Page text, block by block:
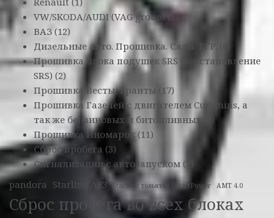
VW/SKODA/AUDI (VAG group)(5)
ВАЗ(12)
Дизельные авто. Прошивка. Сажа. ЕГР.
Прошивка блока подушек SRS (восстановление
SRS) (2)
Прошивка Весты, Гранты (17)
Прошивка Газелей с двигателем Cummins, а
так же бензиновых и битопливных(1)
Прошивка Иномарок(11)
Сброс пробега (3)
Сигнализации с автозапуском (7)
pandora Starline A93 StarLine тольятти StartPower АМТ 4.0
Сброс пробега во всех блоках